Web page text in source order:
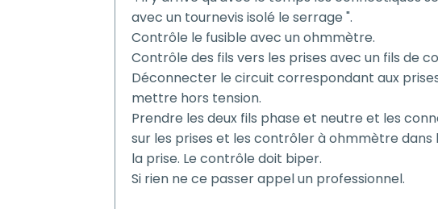
avec un tournevis isolé le serrage ".
Contrôle le fusible avec un ohmmètre.
Contrôle des fils vers les prises avec un fils de
Déconnecter le circuit correspondant aux
mettre hors tension.
Prendre les deux fils phase et neutre et les
sur les prises et les contrôler à ohmmètre dans
la prise. Le contrôle doit biper.
Si rien ne ce passer appel un professionnel.